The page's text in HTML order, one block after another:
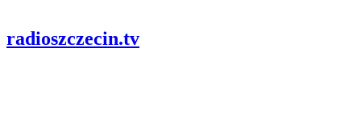
radioszczecin.tv